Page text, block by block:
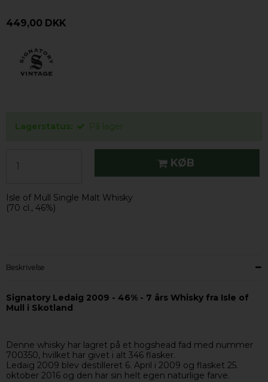
449,00 DKK
Lagerstatus: På lager
KØB
Isle of Mull Single Malt Whisky
(70 cl., 46%)
Beskrivelse
Signatory Ledaig 2009 - 46% - 7 års Whisky fra Isle of
Mull i Skotland
Denne whisky har lagret på et hogshead fad med nummer
700350, hvilket har givet i alt 346 flasker.
Ledaig 2009 blev destilleret 6. April i 2009 og flasket 25.
oktober 2016 og den har sin helt egen naturlige farve.